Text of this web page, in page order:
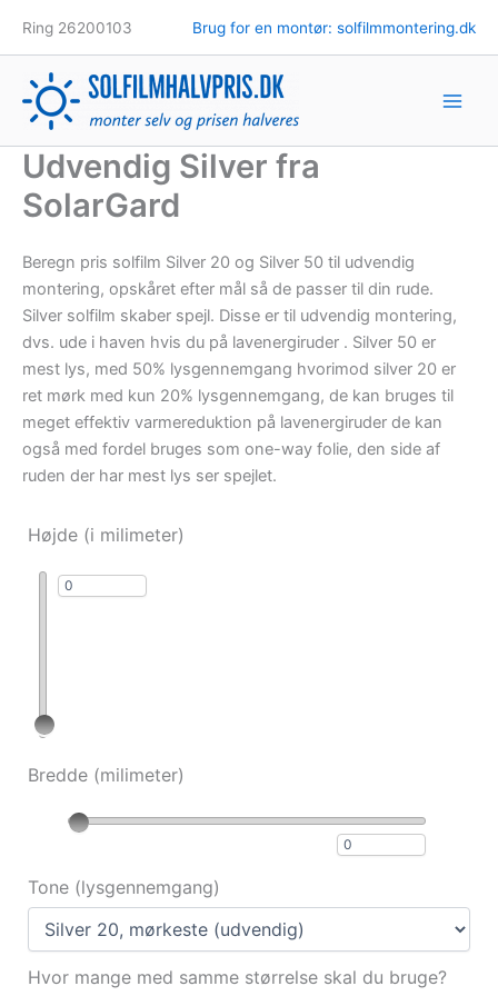
Ring 26200103 Brug for en montør: solfilmmontering.dk
Udvendig Silver fra
SolarGard
Beregn pris solfilm Silver 20 og Silver 50 til udvendig
montering, opskåret efter mål så de passer til din rude.
Silver solfilm skaber spejl. Disse er til udvendig montering,
dvs. ude i haven hvis du på lavenergiruder . Silver 50 er
mest lys, med 50% lysgennemgang hvorimod silver 20 er
ret mørk med kun 20% lysgennemgang, de kan bruges til
meget effektiv varmereduktion på lavenergiruder de kan
også med fordel bruges som one-way folie, den side af
ruden der har mest lys ser spejlet.
Højde (i milimeter)
Bredde (milimeter)
Tone (lysgennemgang)
Hvor mange med samme størrelse skal du bruge?